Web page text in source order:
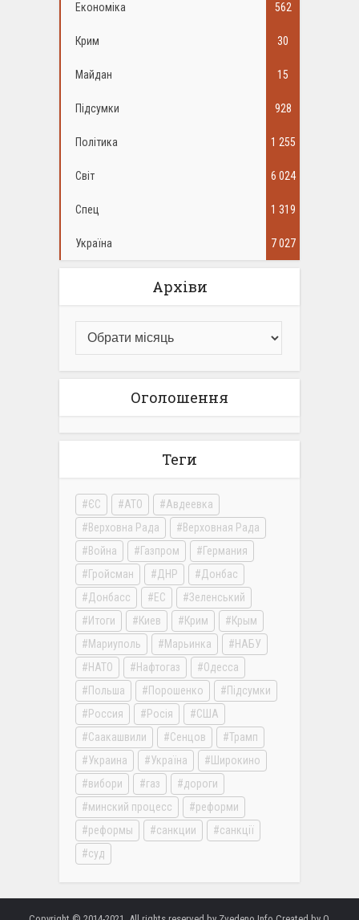
Економіка 562
Крим 30
Майдан 15
Підсумки 928
Політика 1 255
Світ 6 024
Спец 1 319
Україна 7 027
Архіви
Оголошення
Теги
ЄС АТО
Авдеевка
Верховна Рада
Верховная Рада
Война
Газпром
Германия
Гройсман
ДНР
Донбас
Донбасс
ЕС
Зеленський
Итоги
Киев Крим
Крым
Мариуполь
Марьинка
НАБУ
НАТО
Нафтогаз
Одесса
Польша
Порошенко
Підсумки
Россия
Росія
США
Саакашвили
Сенцов
Трамп
Украина
Україна
Широкино
вибори
газ
дороги
минский процесс
реформи
реформы
санкции
санкції
суд